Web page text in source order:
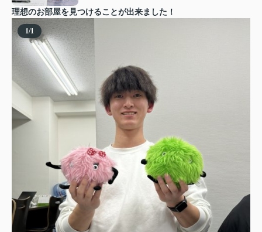
理想のお部屋を見つけることが出来ました！
1/1